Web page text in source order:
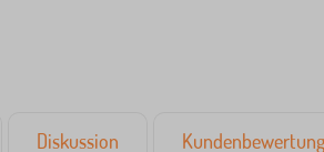
Diskussion